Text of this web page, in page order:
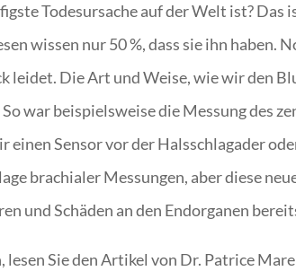
Todesursache auf der Welt ist?
wissen nur 50 %, dass sie ihn haben.
leidet. Die Art und Weise, wie wir den
war beispielsweise die Messung des
Sensor vor der Halsschlagader
brachialer Messungen, aber diese
und Schäden an den Endorganen
Sie den Artikel von Dr. Patrice